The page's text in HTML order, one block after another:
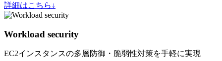
詳細はこちら↓
Workload security
EC2インスタンスの多層防御・脆弱性対策を手軽に実現